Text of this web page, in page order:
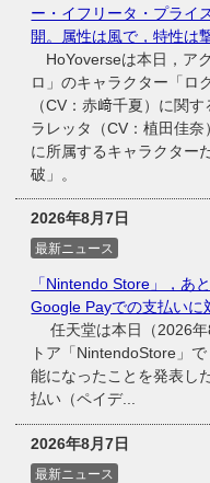
ー・イフリータ・プライ
開。属性は風で，特性は
HoYoverseは本日，ア
ロ」のキャラクター「ロ
（CV：赤﨑千夏）に関
ラレッタ（CV：植田佳奈
に所属するキャラクター
破」。
2026年8月7日
最新ニュース
「Nintendo Store」，あ
Google Payでの支払いに
任天堂は本日（2026年
トア「NintendoStore」
能になったことを発表し
払い（ペイデ...
2026年8月7日
最新ニュース